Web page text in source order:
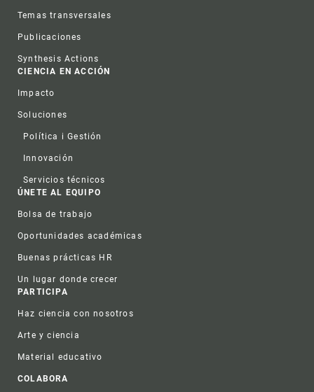
Temas transversales
Publicaciones
Synthesis Actions
CIENCIA EN ACCIÓN
Impacto
Soluciones
Política i Gestión
Innovación
Servicios técnicos
ÚNETE AL EQUIPO
Bolsa de trabajo
Oportunidades académicas
Buenas prácticas HR
Un lugar donde crecer
PARTICIPA
Haz ciencia con nosotros
Arte y ciencia
Material educativo
COLABORA